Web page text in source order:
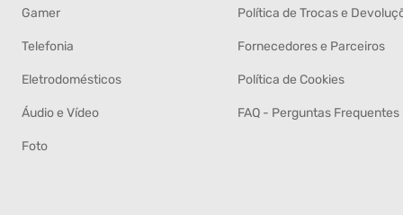
Gamer
Telefonia
Eletrodomésticos
Áudio e Vídeo
Foto
Política de Trocas e
Fornecedores e Parceiros
Política de Cookies
FAQ - Perguntas Frequentes